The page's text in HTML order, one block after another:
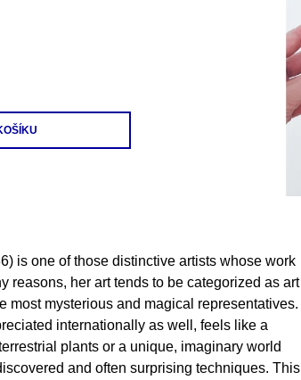
is one of those distinctive artists whose work
reasons, her art tends to be categorized as art
most mysterious and magical representatives.
internationally as well, feels like a
plants or a unique, imaginary world
and often surprising techniques. This